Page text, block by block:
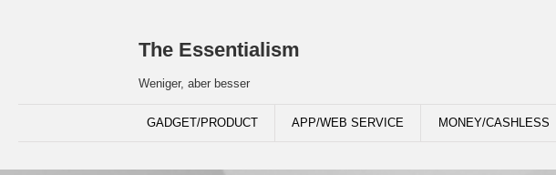
The Essentialism
Weniger, aber besser
GADGET/PRODUCT APP/WEB SERVICE MONEY/CASHLESS